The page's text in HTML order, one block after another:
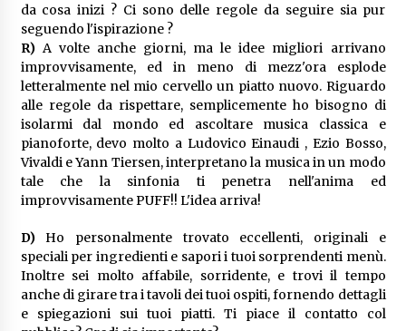
da cosa inizi ? Ci sono delle regole da seguire sia pur
seguendo l'ispirazione ?
R)A volte anche giorni, ma le idee migliori arrivano
improvvisamente, ed in meno di mezz'ora esplode
letteralmente nel mio cervello un piatto nuovo. Riguardo
alle regole da rispettare, semplicemente ho bisogno di
isolarmi dal mondo ed ascoltare musica classica e
pianoforte, devo molto a Ludovico Einaudi , Ezio Bosso,
Vivaldi e Yann Tiersen, interpretano la musica in un modo
tale che la sinfonia ti penetra nell'anima ed
improvvisamente PUFF!! L'idea arriva!
D)Ho personalmente trovato eccellenti, originali e
speciali per ingredienti e sapori i tuoi sorprendenti menù.
Inoltre sei molto affabile, sorridente, e trovi il tempo
anche di girare tra i tavoli dei tuoi ospiti, fornendo dettagli
e spiegazioni sui tuoi piatti. Ti piace il contatto col